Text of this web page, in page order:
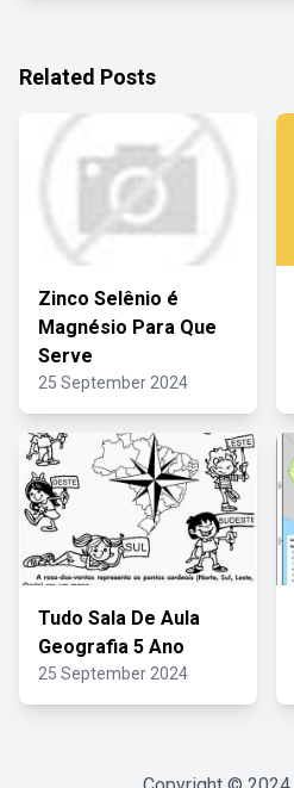
Related Posts
Zinco Selênio é
Magnésio Para Que
Serve
25 September 2024
Tudo Sala De Aula
Geografia 5 Ano
25 September 2024